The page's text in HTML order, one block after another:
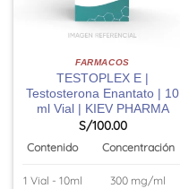
FARMACOS
TESTOPLEX E |
Testosterona Enantato | 10
ml Vial | KIEV PHARMA
S/100.00
Contenido Concentración
1 Vial - 10ml 300 mg/ml